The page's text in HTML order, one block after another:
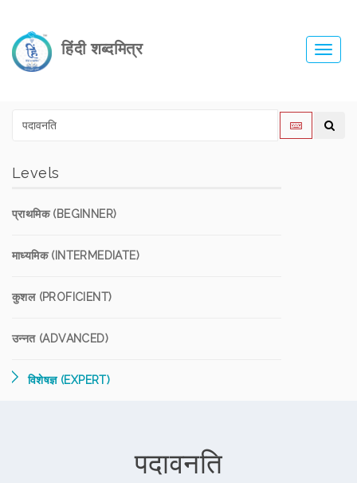
हिंदी शब्दमित्र
Levels
प्राथमिक (BEGINNER)
माध्यमिक (INTERMEDIATE)
कुशल (PROFICIENT)
उन्नत (ADVANCED)
विशेषज्ञ (EXPERT)
पदावनति